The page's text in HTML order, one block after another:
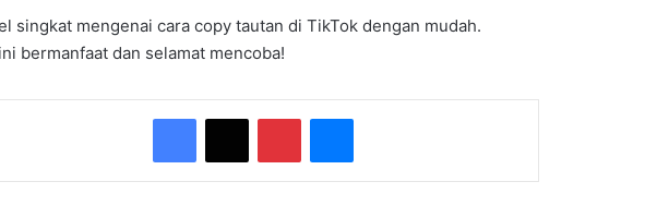
singkat mengenai cara copy tautan di TikTok dengan mudah.
bermanfaat dan selamat mencoba!
Facebook
X PinterestMessenger